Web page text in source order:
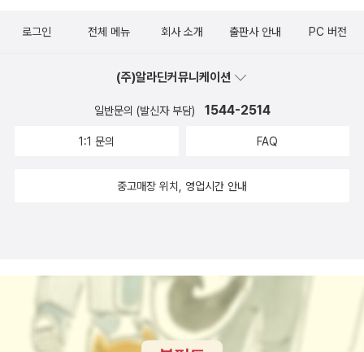
습'을 해나가야 한다오늘도 견뎌온 당신에게 p70회복탄력성이라는
것도 마찬가지이구나 싶었다. 상처받더라도 다시 회복하고 나의 긍정
적인 마음으로 돌아가는 힘을 기르도록 연습해야 하는구나연습으로
연민은 결코 나약함이 아니다. 오히려 그것은 상처 입은 자신을 있는
p102많은 사람들이 그렇듯 나도 나의 약한 모습이나 실패한 모습, 상
하지 말고 용기를 가지라고 말하면서정작 나는 움츠러들고 있었던 것
같다.먼저 나의 맘속의 여유를 회복하고, 상처를 보듬어보자나의 약
함을 숨기려 하기보다 주변에 도움을 구해보자 스스로 다짐하게 해준
로그인 전체 메뉴 회사 소개 출판사 안내 PC 버전
(주)알라딘커뮤니케이션
일반문의 (발신자 부담) 1544-2514
1:1 문의 FAQ
중고매장 위치, 영업시간 안내